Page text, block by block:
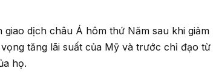
tăng lãi suất của Mỹ và trước chỉ đạo từ
họ.